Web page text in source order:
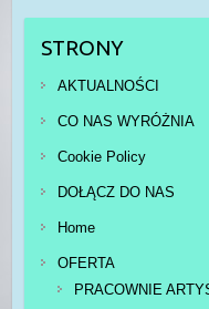
STRONY
AKTUALNOŚCI
CO NAS WYRÓŻNIA
Cookie Policy
DOŁĄCZ DO NAS
Home
OFERTA
PRACOWNIE